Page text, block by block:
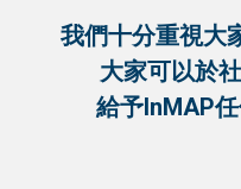
我們十分重視大
大家可以於
給予InMAP